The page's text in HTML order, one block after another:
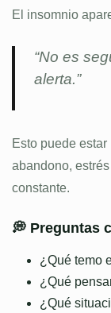
El insomnio
“No es
alerta.”
Esto puede
abandono,
constante.
💭 Preguntas
¿Qué temo
¿Qué
¿Qué